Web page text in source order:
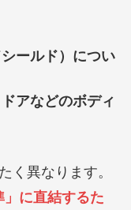
ールド）につい
アなどのボディ
く異なります。
に直結するた